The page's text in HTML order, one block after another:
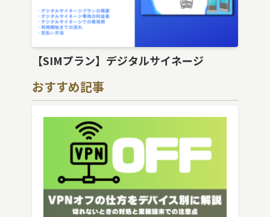
【SIMプラン】デジタルサイネージ
おすすめ記事